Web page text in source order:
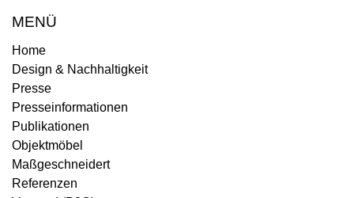
MENÜ
Home
Design & Nachhaltigkeit
Presse
Presseinformationen
Publikationen
Objektmöbel
Maßgeschneidert
Referenzen